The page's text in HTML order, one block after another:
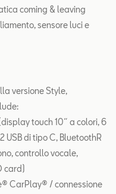
coming & leaving
sensore luci e
versione Style,
touch 10˝ a colori, 6
di tipo C, BluetoothR
controllo vocale,
card)
CarPlay® / connessione